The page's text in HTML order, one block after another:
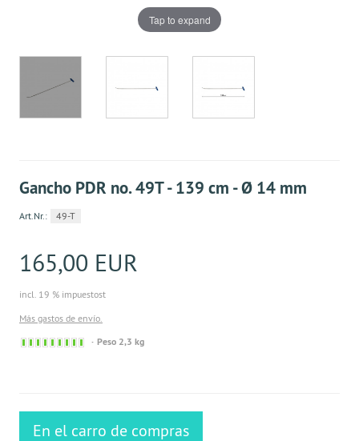
Tap to expand
Gancho PDR no. 49T - 139 cm - Ø 14 mm
Art.Nr.: 49-T
165,00 EUR
incl. 19 % impuestost
Más gastos de envío.
Sofort
Peso 2,3 kg
En el carro de compras